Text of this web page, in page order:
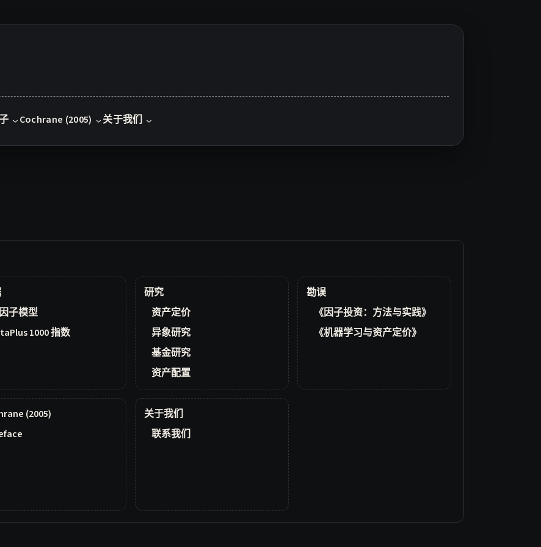
Cochrane (2005) 关于我们
子模型
1000 指数
研究
资产定价
异象研究
基金研究
资产配置
勘误
《因子投资：方法与实践》
《机器学习与资产定价》
(2005)
关于我们
联系我们